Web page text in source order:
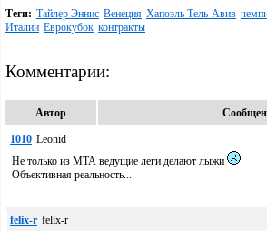
Теги: Тайлер Эннис Венеция Хапоэль Тель-Авив
Италии Еврокубок контракты
Комментарии:
Автор
1010 Leonid
Не только из МТА ведущие леги делают лыжи
Объективная реальность...
felix-r felix-r